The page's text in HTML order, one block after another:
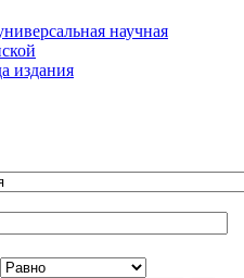
научная
издания